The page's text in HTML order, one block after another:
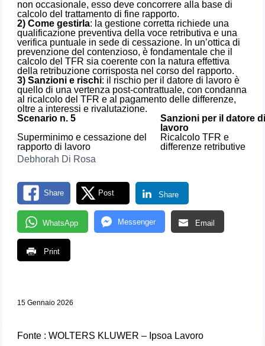
non occasionale, esso deve concorrere alla base di
calcolo del trattamento di fine rapporto.
2) Come gestirla: la gestione corretta richiede una
qualificazione preventiva della voce retributiva e una
verifica puntuale in sede di cessazione. In un’ottica di
prevenzione del contenzioso, è fondamentale che il
calcolo del TFR sia coerente con la natura effettiva
della retribuzione corrisposta nel corso del rapporto.
3) Sanzioni e rischi: il rischio per il datore di lavoro è
quello di una vertenza post-contrattuale, con condanna
al ricalcolo del TFR e al pagamento delle differenze,
oltre a interessi e rivalutazione.
Scenario n. 5
Sanzioni per il datore
lavoro
Superminimo e cessazione del
rapporto di lavoro
Ricalcolo TFR e
differenze retributive
Debhorah Di Rosa
Share Post Share
WhatsApp Messenger Email
Print
15 Gennaio 2026
Fonte : WOLTERS KLUWER – Ipsoa Lavoro